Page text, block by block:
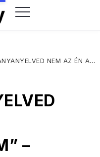
NEM AZ ÉN ANYANYELVEM” – Lanczkor Gábor interjúja Agi Mishollal
–